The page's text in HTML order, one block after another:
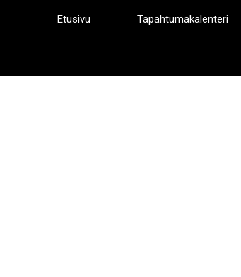
Etusivu Tapahtumakalenteri